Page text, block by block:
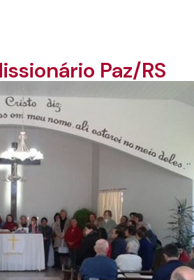
Paz/RS